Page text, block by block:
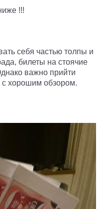
!!!
себя частью толпы и
билеты на стоячие
важно прийти
с хорошим обзором.